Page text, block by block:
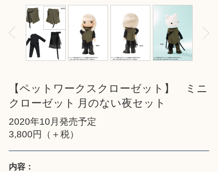
【ペットワークスクローゼット】 ミニ
クローゼット 月のない夜セット
2020年10月発売予定
3,800円（＋税）
内容：